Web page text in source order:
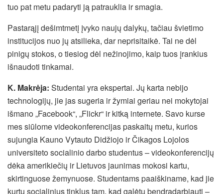
tuo pat metu padaryti ją patrauklia ir smagia.
Pastarąjį dešimtmetį įvyko naujų dalykų, tačiau švietimo
institucijos nuo jų atsilieka, dar neprisitaikė. Tai ne dėl
pinigų stokos, o tiesiog dėl nežinojimo, kaip tuos įrankius
išnaudoti tinkamai.
K. Makrėja: Studentai yra ekspertai. Jų karta nebijo
technologijų, jie jas sugeria ir žymiai geriau nei mokytojai
išmano „Facebook“, „Flickr“ ir kitką internete. Savo kurse
mes siūlome videokonferencijas paskaitų metu, kurios
sujungia Kauno Vytauto Didžiojo ir Čikagos Lojolos
universiteto socialinio darbo studentus – videokonferencijų
dėka amerikiečių ir Lietuvos jaunimas mokosi kartu,
skirtinguose žemynuose. Studentams paaiškiname, kad jie
kurtų socialinius tinklus tam, kad galėtų bendradarbiauti –